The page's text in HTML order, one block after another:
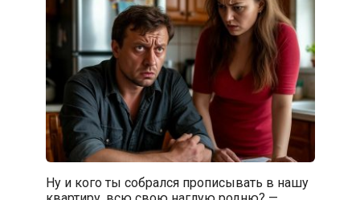
Ну и кого ты собрался прописывать в нашу